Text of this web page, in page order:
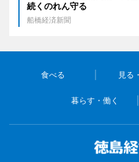
続くのれん守る
船橋経済新聞
食べる 見る
暮らす・働く